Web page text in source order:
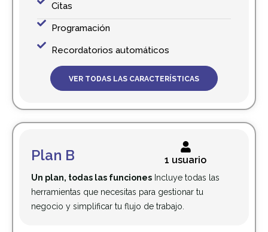
Citas
Programación
Recordatorios automáticos
VER TODAS LAS CARACTERÍSTICAS
Plan B 1 usuario
Un plan, todas las funciones Incluye todas las
herramientas que necesitas para gestionar tu
negocio y simplificar tu flujo de trabajo.